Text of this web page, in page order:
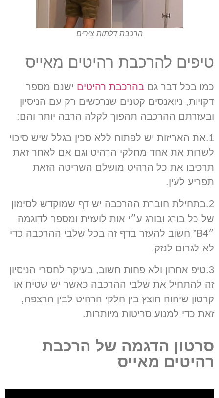
הרכבת דלתות צירים
טיפים להרכבת רהיטים מאייס
כמו בכל דבר גם בהרכבת רהיטים ישנם מספר
דקויות, ניואנסים קטנים שנרכשים רק עם הניסיון
ובעזרתם ההרכבה תהפוך לקלה הרבה יותר והם:
1.את האריזות יש לפתוח ללא סכין בגלל שיש סיכוי
לשרות את אחד מחלקי הרהיט וגם אם לאחר זאת
תרכיבו את כל הרהיט מושלם השריטה הזאת
תפריע לעין.
2.בתחילת חוברת ההרכבה יש דף שמוקדש לסימון
של כל בורג ובורג ע״י אות לועזית ומספר לדוגמה
״B4” חשוב להעזר בדף זה בכל שלבי ההרכבה כדי
לא לגרום לנזק.
3. טיפ אחרון ולא פחות חשוב, בעיקר לחסרי הניסיון
זה להתחיל את שלבי ההרכבה כאשר יש שטיח או
קרטון שיהוה חוצץ בין חלקי הרהיט לבין הרצפה,
זאת כדי למנוע סריטות מיותרות.
סרטון הדגמה של הרכבת
רהיטים מאייס